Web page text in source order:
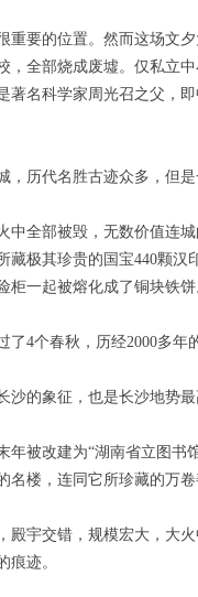
重要的位置。然而这场文
，全部烧成废墟。仅私立
著名科学家周光召之父，
，历代名胜古迹众多，但
中全部被毁，无数价值连
藏极其珍贵的国宝440颗
柜一起被熔化成了铜块铁
了4个春秋，历经2000多
沙的象征，也是长沙地势
年被改建为“湖南省立图书
名楼，连同它所珍藏的万
殿宇交错，规模宏大，大
痕迹。